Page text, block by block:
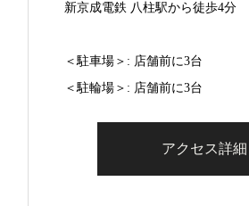
新京成電鉄 八柱駅から徒歩4分
＜駐車場＞: 店舗前に3台
＜駐輪場＞: 店舗前に3台
アクセス詳細